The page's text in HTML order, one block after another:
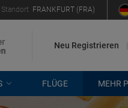
Standort FRANKFURT (FRA)
Neu Registrieren
FLÜGE MEHR